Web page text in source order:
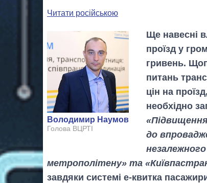
Читати російською
Володимир Наумов
Голова ВЦРТІ
Ще навесні
проїзд у
гривень.
питань
цін на
необхідно
до
метрополітену» та
завдяки системі е-квитка